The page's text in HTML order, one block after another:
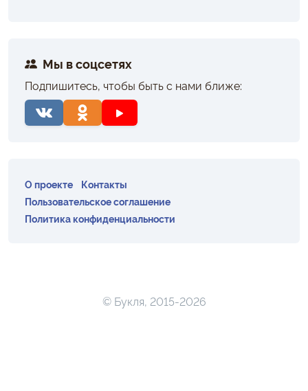
Мы в соцсетях
Подпишитесь, чтобы быть с нами ближе:
О проекте
Контакты
Пользовательское соглашение
Политика конфиденциальности
© Букля, 2015-2026